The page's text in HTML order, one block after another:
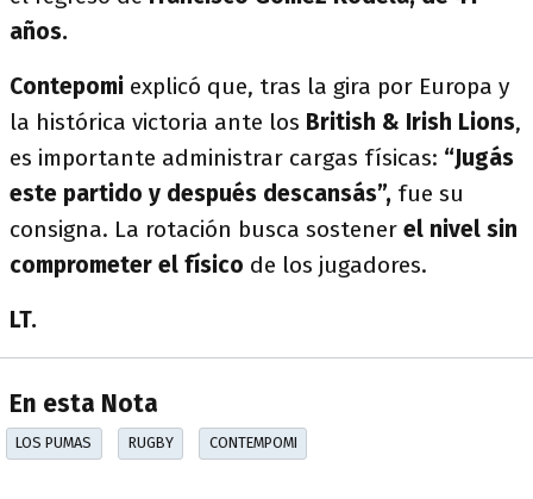
años.
Contepomi explicó que, tras la gira por Europa y
la histórica victoria ante los British & Irish Lions,
es importante administrar cargas físicas: “Jugás
este partido y después descansás”, fue su
consigna. La rotación busca sostener el nivel sin
comprometer el físico de los jugadores.
LT.
En esta Nota
LOS PUMAS RUGBY CONTEMPOMI